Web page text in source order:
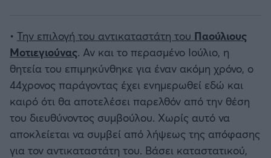
• Την επιλογή του αντικαταστάτη του Παούλιους
Μοτιεγιούνας. Αν και το περασμένο Ιούλιο, η
θητεία του επιμηκύνθηκε για έναν ακόμη χρόνο, ο
44χρονος παράγοντας έχει ενημερωθεί εδώ και
καιρό ότι θα αποτελέσει παρελθόν από την θέση
του διευθύνοντος συμβούλου. Χωρίς αυτό να
αποκλείεται να συμβεί από λήψεως της απόφασης
για τον αντικαταστάτη του. Βάσει καταστατικού,